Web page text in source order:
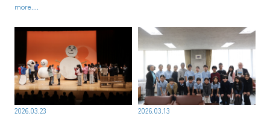
more....
2026.03.23 2026.03.13